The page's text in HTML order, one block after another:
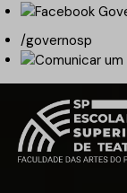
/governosp